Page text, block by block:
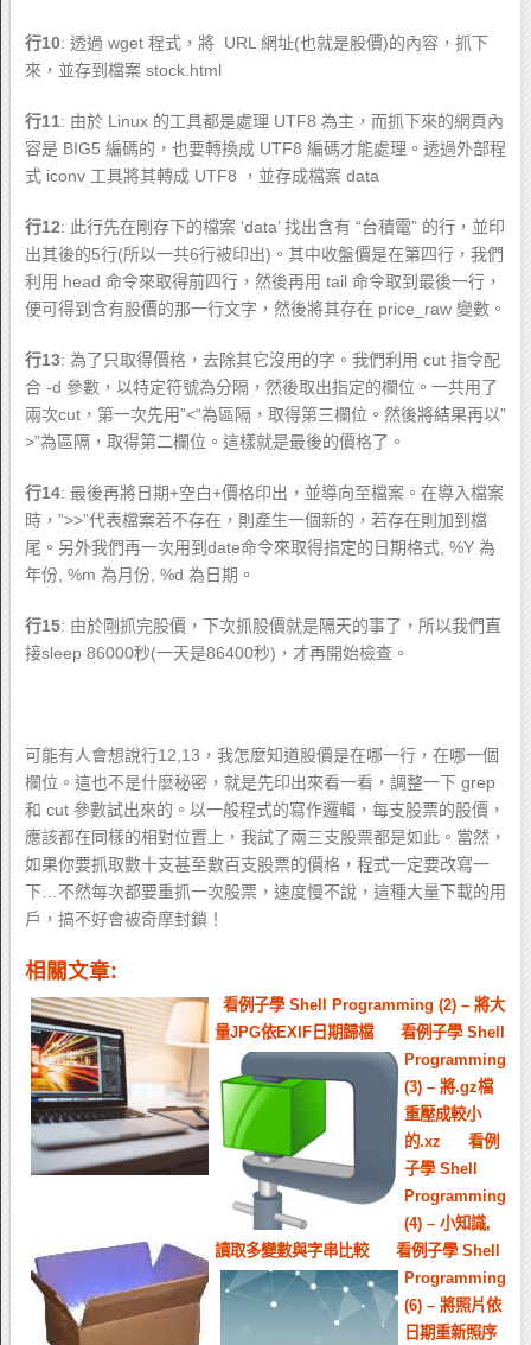
行10: 透過 wget 程式，將 URL 網址(也就是股價)的內容，抓下
來，並存到檔案 stock.html
行11: 由於 Linux 的工具都是處理 UTF8 為主，而抓下來的網頁內
容是 BIG5 編碼的，也要轉換成 UTF8 編碼才能處理。透過外部程
式 iconv 工具將其轉成 UTF8 ，並存成檔案 data
行12: 此行先在剛存下的檔案 ‘data’ 找出含有 “台積電” 的行，並印
出其後的5行(所以一共6行被印出)。其中收盤價是在第四行，我們
利用 head 命令來取得前四行，然後再用 tail 命令取到最後一行，
便可得到含有股價的那一行文字，然後將其存在 price_raw 變數。
行13: 為了只取得價格，去除其它沒用的字。我們利用 cut 指令配
合 -d 參數，以特定符號為分隔，然後取出指定的欄位。一共用了
兩次cut，第一次先用”<“為區隔，取得第三欄位。然後將結果再以”
>”為區隔，取得第二欄位。這樣就是最後的價格了。
行14: 最後再將日期+空白+價格印出，並導向至檔案。在導入檔案
時，”>>”代表檔案若不存在，則產生一個新的，若存在則加到檔
尾。另外我們再一次用到date命令來取得指定的日期格式, %Y 為
年份, %m 為月份, %d 為日期。
行15: 由於剛抓完股價，下次抓股價就是隔天的事了，所以我們直
接sleep 86000秒(一天是86400秒)，才再開始檢查。
可能有人會想說行12,13，我怎麼知道股價是在哪一行，在哪一個
欄位。這也不是什麼秘密，就是先印出來看一看，調整一下 grep
和 cut 參數試出來的。以一般程式的寫作邏輯，每支股票的股價，
應該都在同樣的相對位置上，我試了兩三支股票都是如此。當然，
如果你要抓取數十支甚至數百支股票的價格，程式一定要改寫一
下…不然每次都要重抓一次股票，速度慢不說，這種大量下載的用
戶，搞不好會被奇摩封鎖！
相關文章:
看例子學 Shell Programming (2) – 將大
量JPG依EXIF日期歸檔
看例子學 Shell
Programming
(3) – 將.gz檔
重壓成較小
的.xz
看例
子學 Shell
Programming
(4) – 小知識,
讀取多變數與字串比較
看例子學 Shell
Programming
(6) – 將照片依
日期重新照序